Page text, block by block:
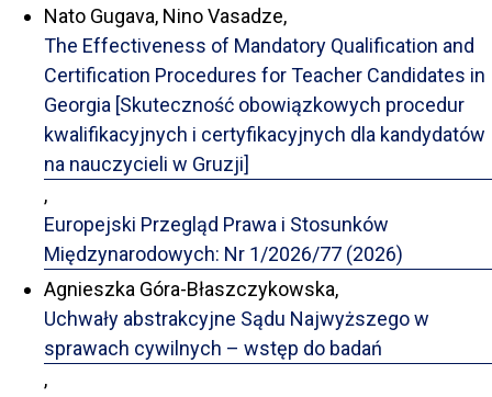
Nato Gugava, Nino Vasadze,
The Effectiveness of Mandatory Qualification and
Certification Procedures for Teacher Candidates in
Georgia [Skuteczność obowiązkowych procedur
kwalifikacyjnych i certyfikacyjnych dla kandydatów
na nauczycieli w Gruzji]
,
Europejski Przegląd Prawa i Stosunków
Międzynarodowych: Nr 1/2026/77 (2026)
Agnieszka Góra-Błaszczykowska,
Uchwały abstrakcyjne Sądu Najwyższego w
sprawach cywilnych – wstęp do badań
,